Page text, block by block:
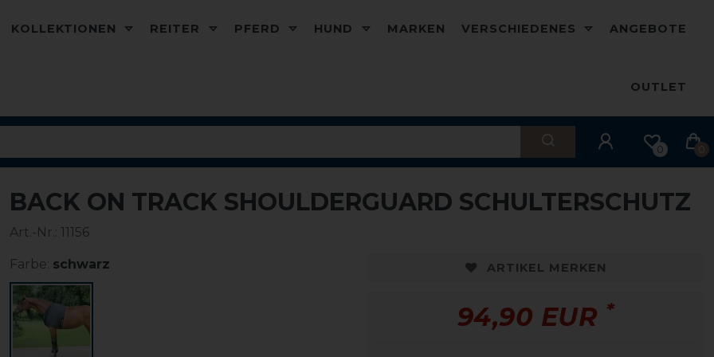
KOLLEKTIONEN REITER PFERD HUND MARKEN VERSCHIEDENES ANGEBOTE
OUTLET
0 0
BACK ON TRACK SHOULDERGUARD SCHULTERSCHUTZ
Art.-Nr.: 11156
Farbe: schwarz ARTIKEL MERKEN
94,90 EUR *